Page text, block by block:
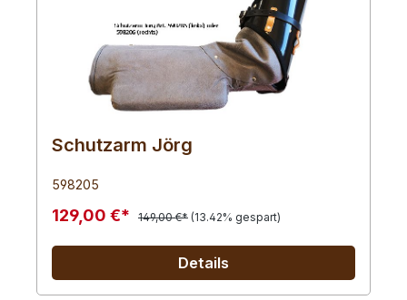
Schutzarm Jörg
598205
129,00 €* 149,00 €* (13.42% gespart)
Details